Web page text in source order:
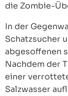
die Zombie-
In der
Schatzsucher
abgesoffenen
Nachdem der
einer
Salzwasser